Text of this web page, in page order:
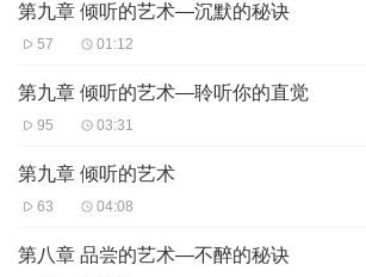
第九章 倾听的艺术—沉默的秘诀
57 01:12
第九章 倾听的艺术—聆听你的直觉
95 03:31
第九章 倾听的艺术
63 04:08
第八章 品尝的艺术—不醉的秘诀